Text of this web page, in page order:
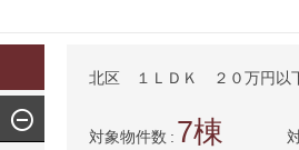
北区 １ＬＤＫ ２０万円以
対象物件数 7